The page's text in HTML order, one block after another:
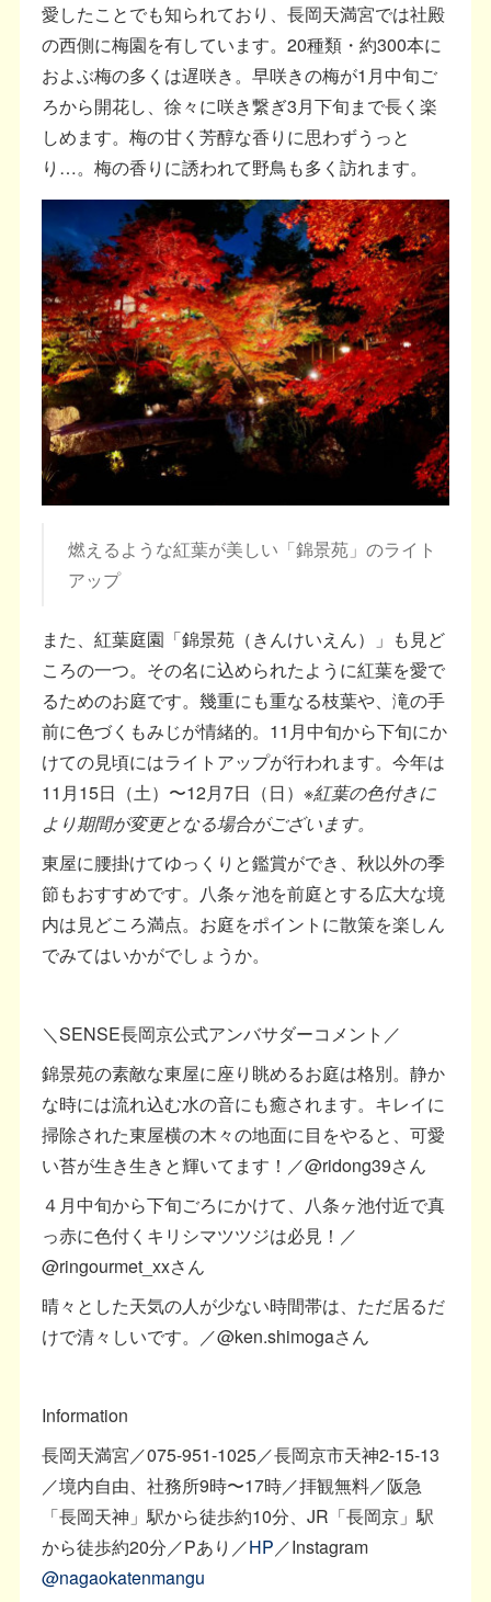
愛したことでも知られており、長岡天満宮では社殿
の西側に梅園を有しています。20種類・約300本に
およぶ梅の多くは遅咲き。早咲きの梅が1月中旬ご
ろから開花し、徐々に咲き繋ぎ3月下旬まで長く楽
しめます。梅の甘く芳醇な香りに思わずうっと
り…。梅の香りに誘われて野鳥も多く訪れます。
燃えるような紅葉が美しい「錦景苑」のライト
アップ
また、紅葉庭園「錦景苑（きんけいえん）」も見ど
ころの一つ。その名に込められたように紅葉を愛で
るためのお庭です。幾重にも重なる枝葉や、滝の手
前に色づくもみじが情緒的。11月中旬から下旬にか
けての見頃にはライトアップが行われます。今年は
11月15日（土）〜12月7日（日）※紅葉の色付きに
より期間が変更となる場合がございます。
東屋に腰掛けてゆっくりと鑑賞ができ、秋以外の季
節もおすすめです。八条ヶ池を前庭とする広大な境
内は見どころ満点。お庭をポイントに散策を楽しん
でみてはいかがでしょうか。
＼SENSE長岡京公式アンバサダーコメント／
錦景苑の素敵な東屋に座り眺めるお庭は格別。静か
な時には流れ込む水の音にも癒されます。キレイに
掃除された東屋横の木々の地面に目をやると、可愛
い苔が生き生きと輝いてます！／@ridong39さん
４月中旬から下旬ごろにかけて、八条ヶ池付近で真
っ赤に色付くキリシマツツジは必見！／
@ringourmet_xxさん
晴々とした天気の人が少ない時間帯は、ただ居るだ
けで清々しいです。／@ken.shimogaさん
Information
長岡天満宮／075-951-1025／長岡京市天神2-15-13
／境内自由、社務所9時〜17時／拝観無料／阪急
「長岡天神」駅から徒歩約10分、JR「長岡京」駅
から徒歩約20分／Pあり／HP／Instagram
@nagaokatenmangu